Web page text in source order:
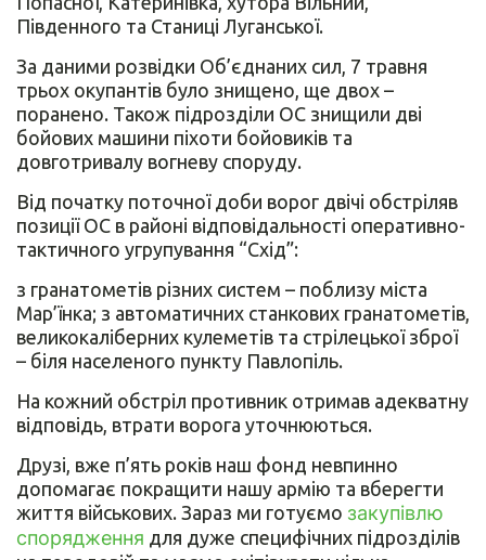
Південного та Станиці Луганської.
За даними розвідки Об’єднаних сил, 7 травня
трьох окупантів було знищено, ще двох –
поранено. Також підрозділи ОС знищили дві
бойових машини піхоти бойовиків та
довготривалу вогневу споруду.
Від початку поточної доби ворог двічі обстріляв
позиції ОС в районі відповідальності оперативно-
тактичного угрупування “Схід”:
з гранатометів різних систем – поблизу міста
Мар’їнка; з автоматичних станкових гранатометів,
великокаліберних кулеметів та стрілецької зброї
– біля населеного пункту Павлопіль.
На кожний обстріл противник отримав адекватну
відповідь, втрати ворога уточнюються.
Друзі, вже п’ять років наш фонд невпинно
допомагає покращити нашу армію та вберегти
життя військових. Зараз ми готуємо закупівлю
спорядження для дуже специфічних підрозділів